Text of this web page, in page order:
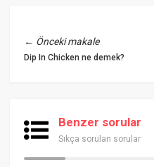
← Önceki makale
Dip In Chicken ne demek?
Benzer sorular
Sıkça sorulan sorular